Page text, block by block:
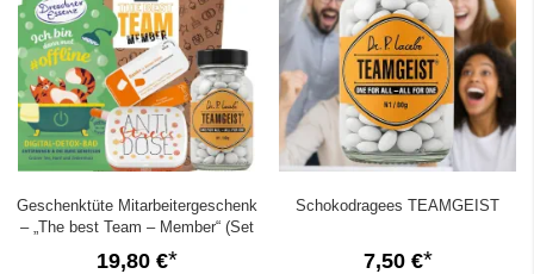
Geschenktüte Mitarbeitergeschenk
– „The best Team – Member“ (Set
19,80 €
Schokodragees TEAMGEIST
7,50 €